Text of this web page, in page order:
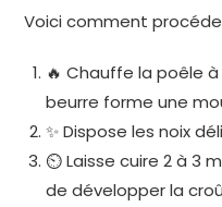
Voici comment
🔥 Chauffe la poêle
beurre forme une
✨ Dispose les noix
⏲ Laisse cuire 2 à 3
de développer la